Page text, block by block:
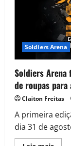
Soldiers Arena
Soldiers Arena
de roupas
Claiton Freitas
A primeira
dia 31 de